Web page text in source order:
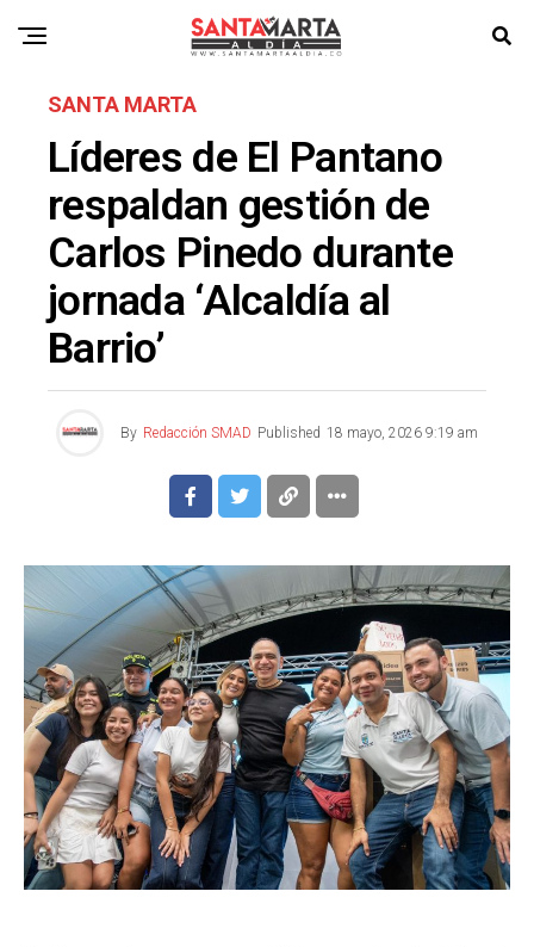
SANTA MARTA
Líderes de El Pantano
respaldan gestión de
Carlos Pinedo durante
jornada ‘Alcaldía al
Barrio’
By Redacción SMAD Published 18 mayo, 2026 9:19 am